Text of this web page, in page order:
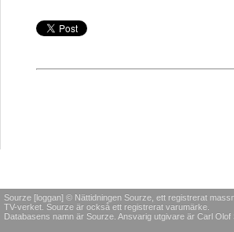
Sourze [loggan] © Nättidningen Sourze, ett registrerat
TV-verket. Sourze är också ett registrerat varumärke.
Databasens namn är Sourze. Ansvarig utgivare är Carl Olof